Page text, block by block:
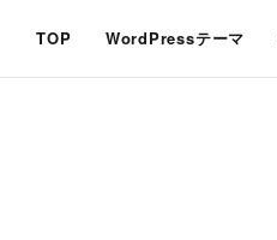
TOP WordPressテーマ